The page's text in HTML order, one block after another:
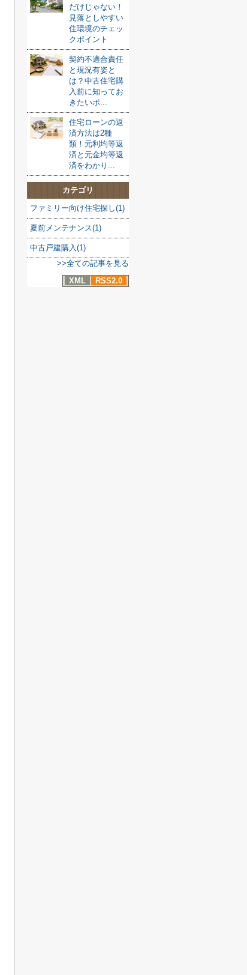
だけじゃない！
見落としやすい
住環境のチェッ
クポイント
契約不適合責任
と現況有姿と
は？中古住宅購
入前に知ってお
きたいポ...
住宅ローンの返
済方法は2種
類！元利均等返
済と元金均等返
済をわかり...
カテゴリ
ファミリー向け住宅探し(1)
夏前メンテナンス(1)
中古戸建購入(1)
>>全ての記事を見る
XML
RSS2.0